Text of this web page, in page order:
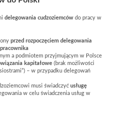
delegowania cudzoziemców do pracy w
przed rozpoczęciem delegowania
a podmiotem przyjmującym w Polsce
kapitałowe (brak możliwości
– w przypadku delegowań
musi świadczyć usługę
w celu świadczenia usług w